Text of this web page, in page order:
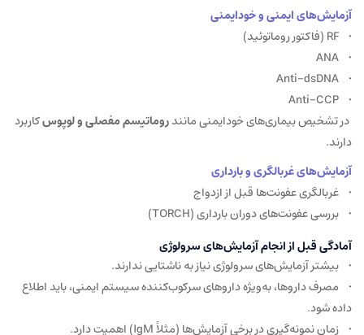
آزمایش‌های ایمنی و خودایمنی
• RF (فاکتور روماتوئید)
• ANA
• Anti-dsDNA
• Anti-CCP
در تشخیص بیماری‌های خودایمنی مانندروماتیسم مفصلی و لوپوسکاربرد
دارند.
آزمایش‌های غربالگری و بارداری
• غربالگری عفونت‌ها قبل از ازدواج
• بررسی عفونت‌های دوران بارداری (TORCH)
آمادگی قبل از انجام آزمایش‌های سرولوژی
• بیشتر آزمایش‌های سرولوژی نیاز به ناشتایی ندارند.
• مصرف داروها، به‌ویژه داروهای سرکوب‌کننده سیستم ایمنی، باید اطلاع
داده شود.
• زمان نمونه‌گیری در برخی آزمایش‌ها (مثلاً IgM) اهمیت دارد.